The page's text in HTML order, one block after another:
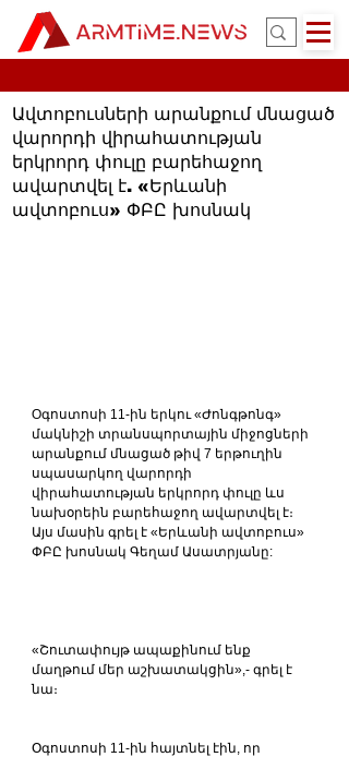
Ավտոբուսների արանքում մնացած
վարորդի վիրահատության
երկրորդ փուլը բարեհաջող
ավարտվել է. «Երևանի
ավտոբուս» ՓԲԸ խոսնակ
Oգոստոսի 11-ին երկու «Ժոնգթոնգ»
մակնիշի տրանսպորտային միջոցների
արանքում մնացած թիվ 7 երթուղին
սպասարկող վարորդի
վիրահատության երկրորդ փուլը ևս
նախօրեին բարեհաջող ավարտվել է։
Այս մասին գրել է «Երևանի ավտոբուս»
ՓԲԸ խոսնակ Գեղամ Ասատրյանը:
«Շուտափույթ ապաքինում ենք
մաղթում մեր աշխատակցին»,- գրել է
նա։
Օգոստոսի 11-ին հայտնել էին, որ